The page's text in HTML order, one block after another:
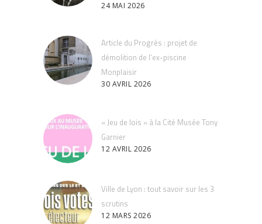
24 MAI 2026
Article du Progrès : projet de
démolition de l’ex-piscine
Monplaisir
30 AVRIL 2026
« Jeu de lois » à la Cité Musée Tony
Garnier
12 AVRIL 2026
Ville de Lyon : tout savoir sur les 3
scrutins
12 MARS 2026